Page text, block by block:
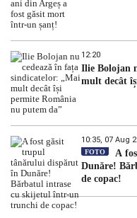
12:20
Ilie Bolojan
mult decât
10:35, 07 Aug
FOTO
A
Dunăre!
de copac!